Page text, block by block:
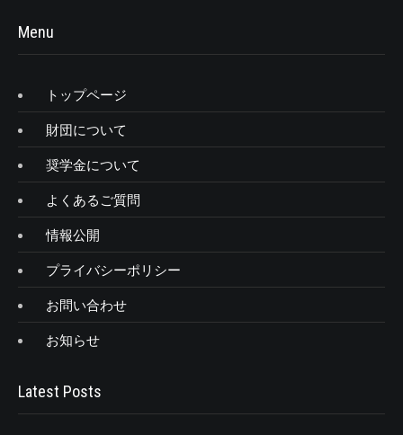
Menu
トップページ
財団について
奨学金について
よくあるご質問
情報公開
プライバシーポリシー
お問い合わせ
お知らせ
Latest Posts